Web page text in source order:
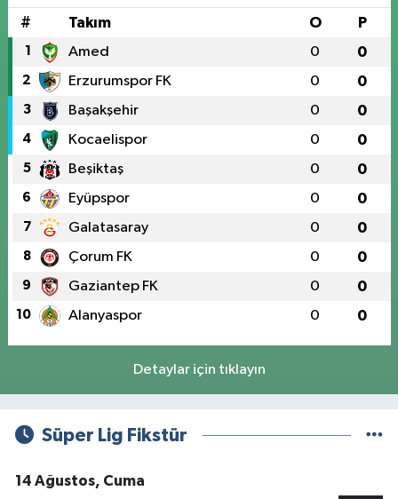
# Takım O P
1 Amed 0 0
2 Erzurumspor FK 0 0
3 Başakşehir 0 0
4 Kocaelispor 0 0
5 Beşiktaş 0 0
6 Eyüpspor 0 0
7 Galatasaray 0 0
8 Çorum FK 0 0
9 Gaziantep FK 0 0
10 Alanyaspor 0 0
Detaylar için tıklayın
Süper Lig Fikstür
14 Ağustos, Cuma